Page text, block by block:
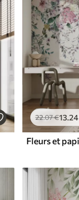
22.07€13.24
Fleurs et